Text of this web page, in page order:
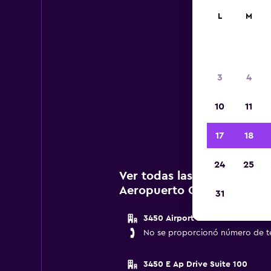
A
Ver todas las agencias de
Aeropuerto Ontario
3450 Airport Drive
No se proporcionó número de
3450 E Ap Drive Suite 100
L M
3 4
10 11
17 18
24 25
31